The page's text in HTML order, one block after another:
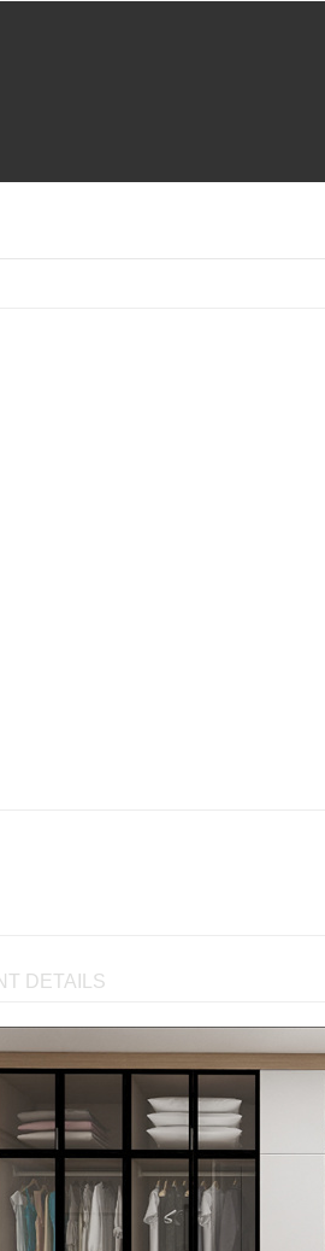
DETAILS